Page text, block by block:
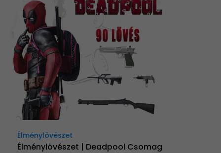
Élménylövészet
Élménylövészet | Deadpool Csomag